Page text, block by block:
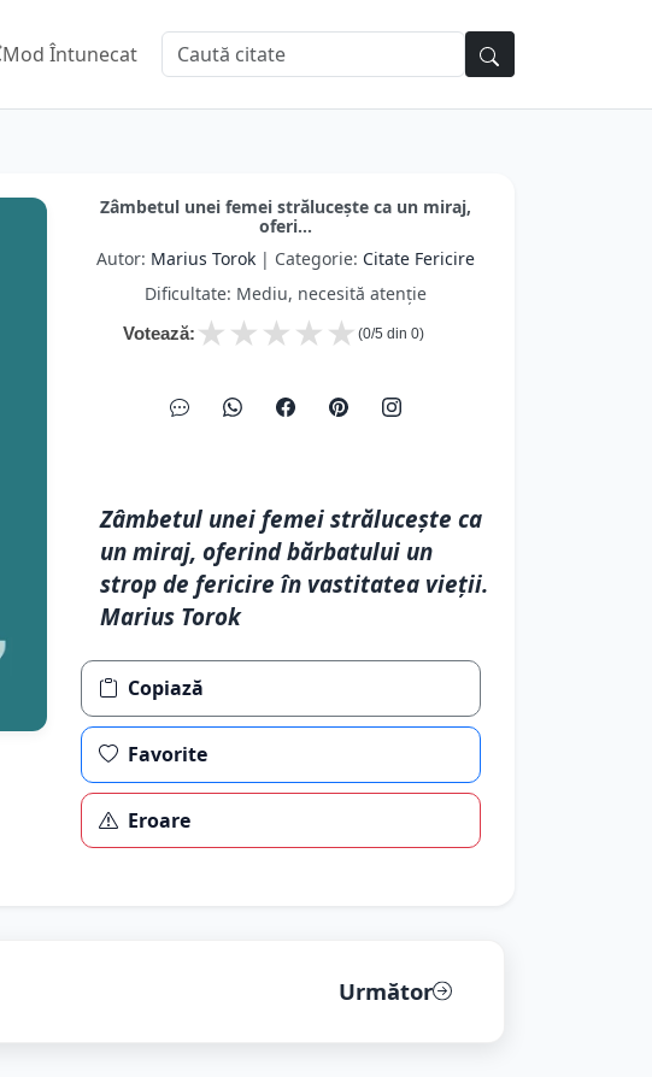
Mod Întunecat
Zâmbetul unei femei strălucește ca un miraj,
oferi...
Autor: Marius Torok | Categorie: Citate Fericire
Dificultate: Mediu, necesită atenție
Votează: ★
★
★
★
★ (0/5 din 0)
Zâmbetul unei femei strălucește ca
un miraj, oferind bărbatului un
strop de fericire în vastitatea vieții.
Marius Torok
Copiază
Favorite
Eroare
Următor